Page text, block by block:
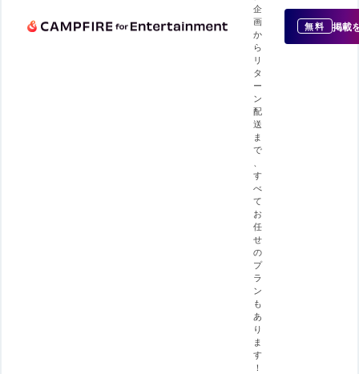
企
画
か
ら
リ
タ
ー
ン
配
送
ま
で
す
べ
て
お
任
せ
の
プ
ラ
ン
も
あ
り
ま
す
！
無料 掲載